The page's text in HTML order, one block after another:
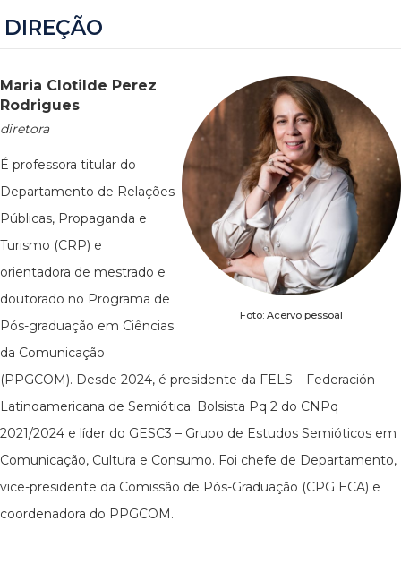
DIREÇÃO
Foto: Acervo pessoal
Maria Clotilde Perez
Rodrigues
diretora
É professora titular do
Departamento de Relações
Públicas, Propaganda e
Turismo (CRP) e
orientadora de mestrado e
doutorado no Programa de
Pós-graduação em Ciências
da Comunicação
(PPGCOM). Desde 2024, é presidente da FELS – Federación
Latinoamericana de Semiótica. Bolsista Pq 2 do CNPq
2021/2024 e líder do GESC3 – Grupo de Estudos Semióticos em
Comunicação, Cultura e Consumo. Foi chefe de Departamento,
vice-presidente da Comissão de Pós-Graduação (CPG ECA) e
coordenadora do PPGCOM.